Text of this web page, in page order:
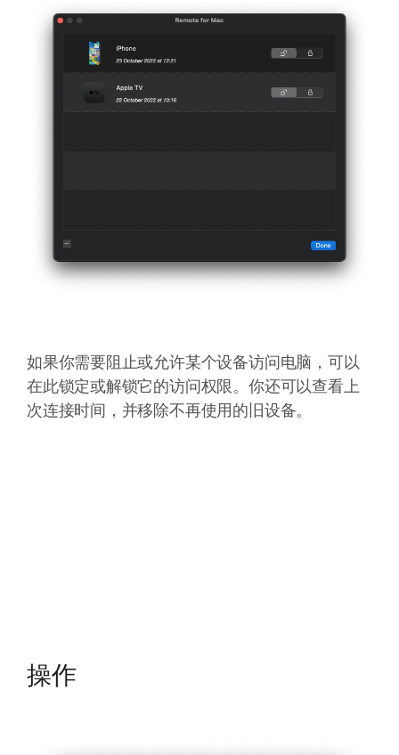
如果你需要阻止或允许某个设备访问电脑，可以
在此锁定或解锁它的访问权限。你还可以查看上
次连接时间，并移除不再使用的旧设备。
操作